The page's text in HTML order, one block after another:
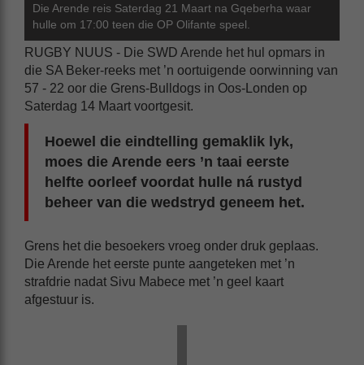
Die Arende reis Saterdag 21 Maart na Gqeberha waar
hulle om 17:00 teen die OP Olifante speel.
RUGBY NUUS - Die SWD Arende het hul opmars in
die SA Beker-reeks met ’n oortuigende oorwinning van
57 - 22 oor die Grens-Bulldogs in Oos-Londen op
Saterdag 14 Maart voortgesit.
Hoewel die eindtelling gemaklik lyk,
moes die Arende eers ’n taai eerste
helfte oorleef voordat hulle ná rustyd
beheer van die wedstryd geneem het.
Grens het die besoekers vroeg onder druk geplaas.
Die Arende het eerste punte aangeteken met ’n
strafdrie nadat Sivu Mabece met ’n geel kaart
afgestuur is.